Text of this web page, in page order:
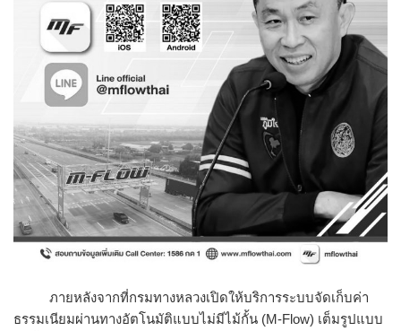
ภายหลังจากที่กรมทางหลวงเปิดให้บริการระบบจัดเก็บค่า
ธรรมเนียมผ่านทางอัตโนมัติแบบไม่มีไม้กั้น (M-Flow) เต็มรูปแบบ